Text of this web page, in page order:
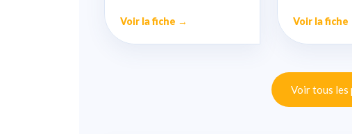
Voir la fiche → Voir la fiche
Voir tous les